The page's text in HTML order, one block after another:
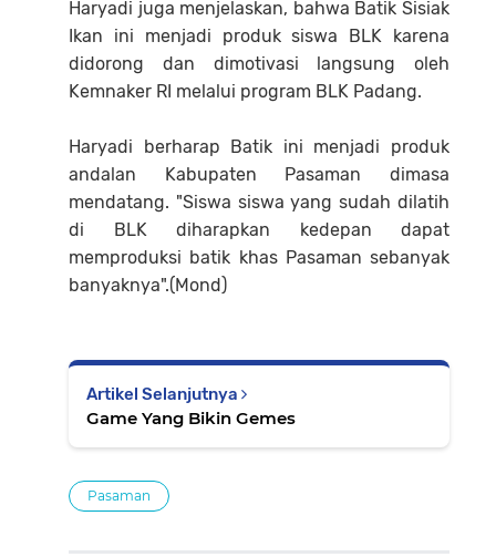
Haryadi juga menjelaskan, bahwa Batik Sisiak
Ikan ini menjadi produk siswa BLK karena
didorong dan dimotivasi langsung oleh
Kemnaker RI melalui program BLK Padang.
Haryadi berharap Batik ini menjadi produk
andalan Kabupaten Pasaman dimasa
mendatang. "Siswa siswa yang sudah dilatih
di BLK diharapkan kedepan dapat
memproduksi batik khas Pasaman sebanyak
banyaknya".(Mond)
Artikel Selanjutnya
Game Yang Bikin Gemes
Pasaman